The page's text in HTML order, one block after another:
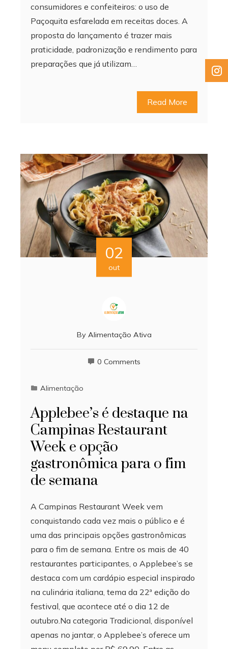
consumidores e confeiteiros: o uso de
Paçoquita esfarelada em receitas doces. A
proposta do lançamento é trazer mais
praticidade, padronização e rendimento para
preparações que já utilizam…
Read More
02
out
By Alimentação Ativa
0 Comments
Alimentação
Applebee’s é destaque na
Campinas Restaurant
Week e opção
gastronômica para o fim
de semana
A Campinas Restaurant Week vem
conquistando cada vez mais o público e é
uma das principais opções gastronômicas
para o fim de semana. Entre os mais de 40
restaurantes participantes, o Applebee’s se
destaca com um cardápio especial inspirado
na culinária italiana, tema da 22ª edição do
festival, que acontece até o dia 12 de
outubro.Na categoria Tradicional, disponível
apenas no jantar, o Applebee’s oferece um